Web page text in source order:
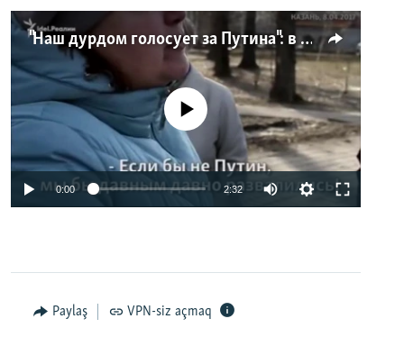
"Наш дурдом голосует за Путина": в Казани прошел арт-пикет "Открытой России"
No media source currently available
0:00 2:32
Paylaş VPN-siz açmaq